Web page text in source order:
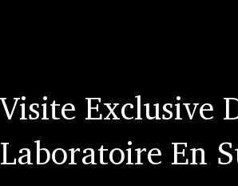
Visite Exclusive
Laboratoire En